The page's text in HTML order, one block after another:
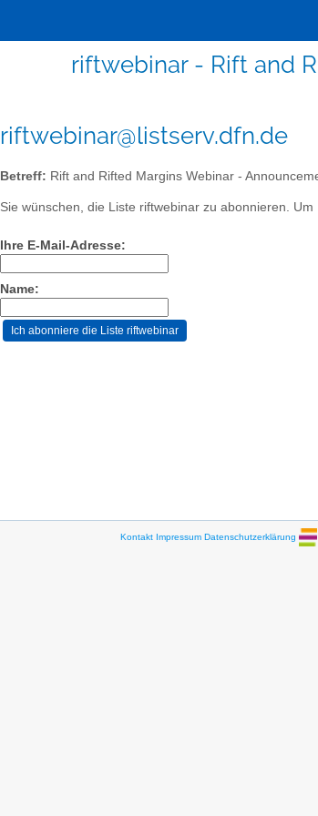
riftwebinar - Rift and
riftwebinar@listserv.dfn.de
Betreff: Rift and Rifted Margins Webinar -
Sie wünschen, die Liste riftwebinar zu abonnieren.
Ihre E-Mail-Adresse:
Name:
Kontakt Impressum Datenschutzerklärung